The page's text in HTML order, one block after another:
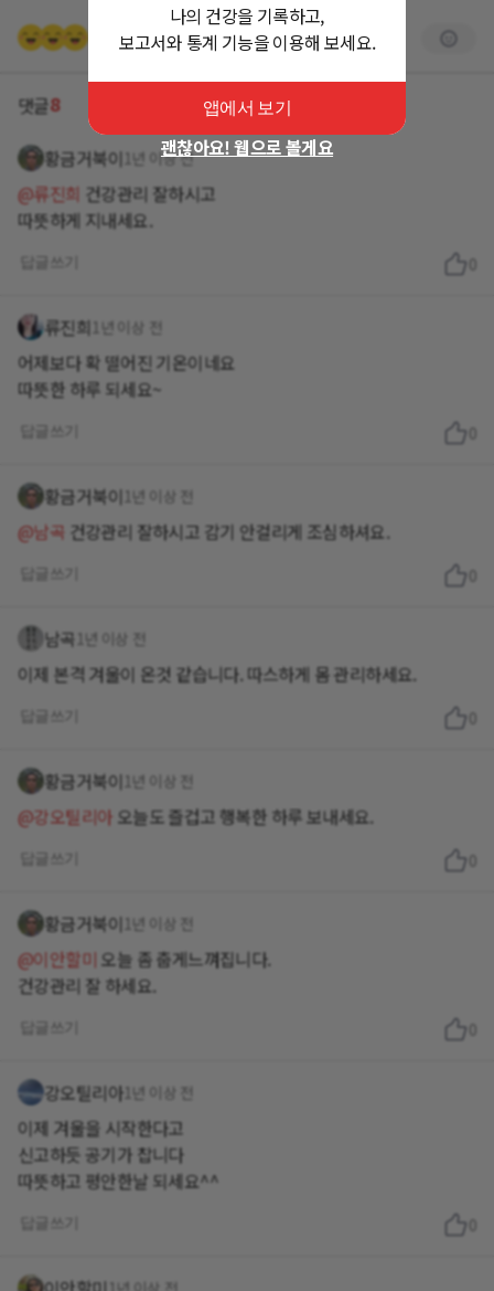
댓글8
황금거북이 1년 이상 전
@류진희 건강관리 잘하시고
따뜻하게 지내세요.
류진희 1년 이상 전
어제보다 확 떨어진 기온이네요
따뜻한 하루 되세요~
황금거북이 1년 이상 전
@남곡 건강관리 잘하시고 감기 안걸리게 조심하셔요.
남곡 1년 이상 전
이제 본격 겨울이 온것 같습니다. 따스하게 몸 관리하세요.
황금거북이 1년 이상 전
@강오틸리아 오늘도 즐겁고 행복한 하루 보내세요.
황금거북이 1년 이상 전
@이안할미 오늘 좀 춥게느껴집니다.
건강관리 잘 하세요.
강오틸리아1년 이상 전
이제 겨울을 시작한다고
신고하듯 공기가 찹니다
따뜻하고 평안한날 되세요^^
나의 건강을 기록하고,
보고서와 통계 기능을 이용해 보세요.
앱에서 보기
괜찮아요! 웹으로 볼게요